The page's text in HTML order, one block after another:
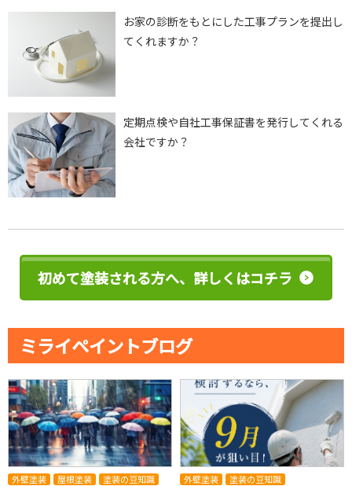
お家の診断をもとにした工事プランを提出し
てくれますか？
定期点検や自社工事保証書を発行してくれる
会社ですか？
初めて塗装される方へ、詳しくはコチラ
ミライペイントブログ
外壁塗装 屋根塗装 塗装の豆知識 外壁塗装 塗装の豆知識